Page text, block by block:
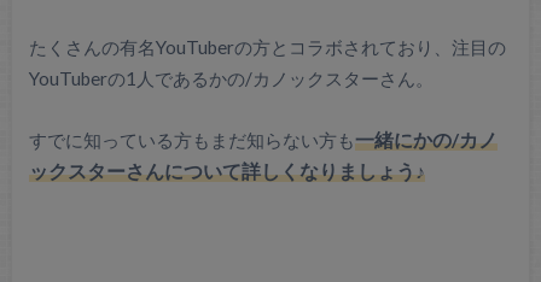
たくさんの有名YouTuberの方とコラボされており、注目の
YouTuberの1人であるかの/カノックスターさん。
すでに知っている方もまだ知らない方も一緒にかの/カノ
ックスターさんについて詳しくなりましょう♪